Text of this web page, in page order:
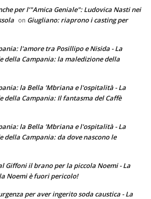
per l’"Amica Geniale": Ludovica Nasti nei
on Giugliano: riaprono i casting per
l'amore tra Posillipo e Nisida - La
della Campania: la maledizione della
la Bella 'Mbriana e l'ospitalità - La
della Campania: Il fantasma del Caffè
la Bella 'Mbriana e l'ospitalità - La
della Campania: da dove nascono le
Giffoni il brano per la piccola Noemi - La
Noemi è fuori pericolo!
per aver ingerito soda caustica - La